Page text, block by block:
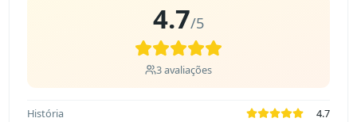
4.7/5
3avaliações
História
4.7